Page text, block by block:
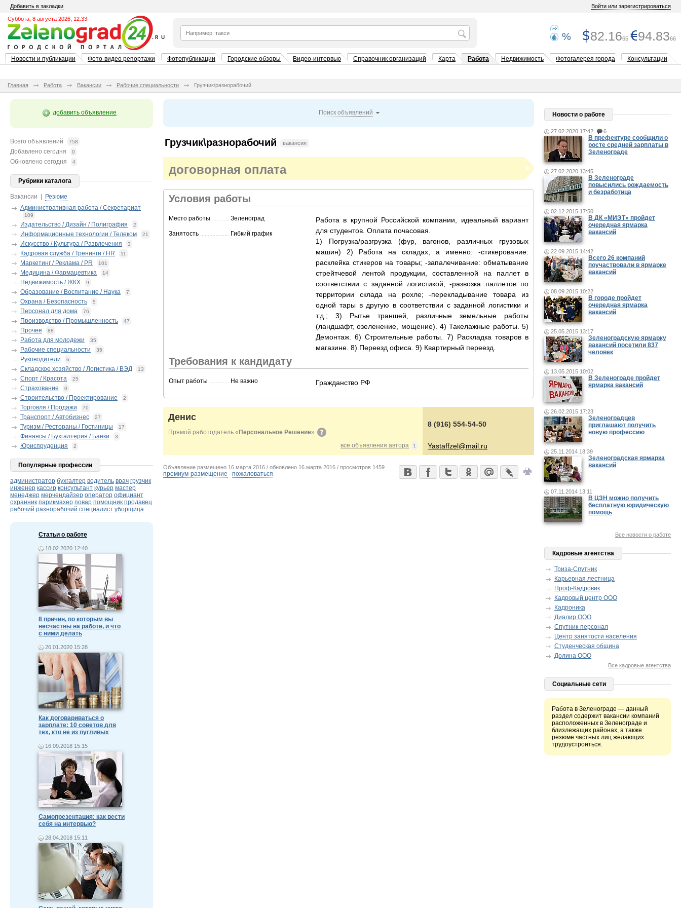
Добавить в закладки Войти или зарегистрироваться
Суббота, 8 августа 2026, 12:33
% 82.1665 94.8366
Новости и публикации Фото-видео репортажи Фотопубликации Городские обзоры Видео-интервью Справочник организаций Карта Работа Недвижимость Фотогалерея города Консультации
Главная Работа Вакансии Рабочие специальности Грузчик\разнорабочий
добавить объявление
Всего объявлений 758
Добавлено сегодня 0
Обновлено сегодня 4
Рубрики каталога
Вакансии
Резюме
Административная работа / Секретариат
109
Издательство / Дизайн / Полиграфия 2
Информационные технологии / Телеком 21
Искусство / Культура / Развлечения 3
Кадровая служба / Тренинги / HR 11
Маркетинг / Реклама / PR 101
Медицина / Фармацевтика 14
Недвижимость / ЖКХ 9
Образование / Воспитание / Наука 7
Охрана / Безопасность 5
Персонал для дома 76
Производство / Промышленность 47
Прочее 88
Работа для молодежи 35
Рабочие специальности 35
Руководители 6
Складское хозяйство / Логистика / ВЭД 13
Спорт / Красота 25
Страхование 0
Строительство / Проектирование 2
Торговля / Продажи 70
Транспорт / Автобизнес 27
Туризм / Рестораны / Гостиницы 17
Финансы / Бухгалтерия / Банки 3
Юриспруденция 2
Популярные профессии
администратор бухгалтер водитель врач грузчик
инженер кассир консультант курьер мастер
менеджер мерчендайзер оператор официант
охранник парикмахер повар помощник продавец
рабочий разнорабочий специалист уборщица
Статьи о работе
18.02.2020 12:40
8 причин, по которым вы
несчастны на работе, и что
с ними делать
26.01.2020 15:28
Как договариваться о
зарплате: 10 советов для
тех, кто не из пугливых
16.09.2018 15:15
Самопрезентация: как вести
себя на интервью?
28.04.2018 15:11
Поиск объявлений
Грузчик\разнорабочий вакансия
договорная оплата
Условия работы
Место работы ........................................................................................................................................................................................................
Зеленоград
Занятость ........................................................................................................................................................................................................
Гибкий график
Работа в крупной Российской компании, идеальный вариант
для студентов. Оплата почасовая.
1) Погрузка/разгрузка (фур, вагонов, различных грузовых
машин) 2) Работа на складах, а именно: -стикерование:
расклейка стикеров на товары; -запалечивание: обматывание
стрейтчевой лентой продукции, составленной на паллет в
соответствии с заданной логистикой; -развозка паллетов по
территории склада на рохле; -перекладывание товара из
одной тары в другую в соответствии с заданной логистики и
т.д.; 3) Рытье траншей, различные земельные работы
(ландшафт, озеленение, мощение). 4) Такелажные работы. 5)
Демонтаж. 6) Строительные работы. 7) Раскладка товаров в
магазине. 8) Переезд офиса. 9) Квартирный переезд.
Требования к кандидату
Опыт работы ........................................................................................................................................................................................................
Не важно Гражданство РФ
Денис
Прямой работодатель « Персональное Решение»
8 (916) 554-54-50
все объявления автора 1 Yastaffzel@mail.ru
Объявление размещено 16 марта 2016 / обновлено 16 марта 2016 / просмотров 1459
премиум-размещение пожаловаться
Новости о работе
27.02.2020 17:42 6
В префектуре сообщили о
росте средней зарплаты в
Зеленограде
27.02.2020 13:45
В Зеленограде
повысились рождаемость
и безработица
02.12.2015 17:50
В ДК «МИЭТ» пройдет
очередная ярмарка
вакансий
22.09.2015 14:42
Всего 26 компаний
поучаствовали в ярмарке
вакансий
08.09.2015 10:22
В городе пройдет
очередная ярмарка
вакансий
25.05.2015 13:17
Зеленоградскую ярмарку
вакансий посетили 837
человек
13.05.2015 10:02
В Зеленограде пройдет
ярмарка вакансий
26.02.2015 17:23
Зеленоградцев
приглашают получить
новую профессию
25.11.2014 18:39
Зеленоградская ярмарка
вакансий
07.11.2014 13:11
В ЦЗН можно получить
бесплатную юридическую
помощь
Все новости о работе
Кадровые агентства
Триза-Спутник
Карьерная лестница
Проф-Кадровик
Кадровый центр ООО
Кадроника
Диалир ООО
Спутник-персонал
Центр занятости населения
Студенческая община
Долина ООО
Все кадровые агентства
Социальные сети
Работа в Зеленограде — данный
раздел содержит вакансии компаний
расположенных в Зеленограде и
близлежащих районах, а также
резюме частных лиц желающих
трудоустроиться.